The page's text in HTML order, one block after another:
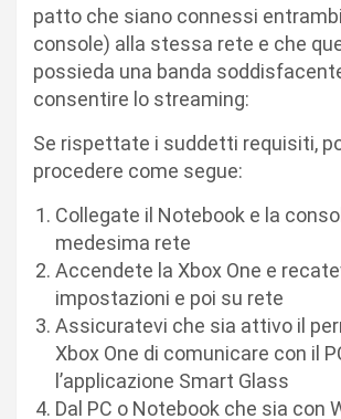
patto che siano connessi
console) alla stessa rete e che
possieda una banda
consentire lo streaming:
Se rispettate i suddetti requisiti,
procedere come segue:
Collegate il Notebook e la
medesima rete
Accendete la Xbox One e
impostazioni e poi su rete
Assicuratevi che sia attivo il
Xbox One di comunicare con il
l’applicazione Smart Glass
Dal PC o Notebook che sia con